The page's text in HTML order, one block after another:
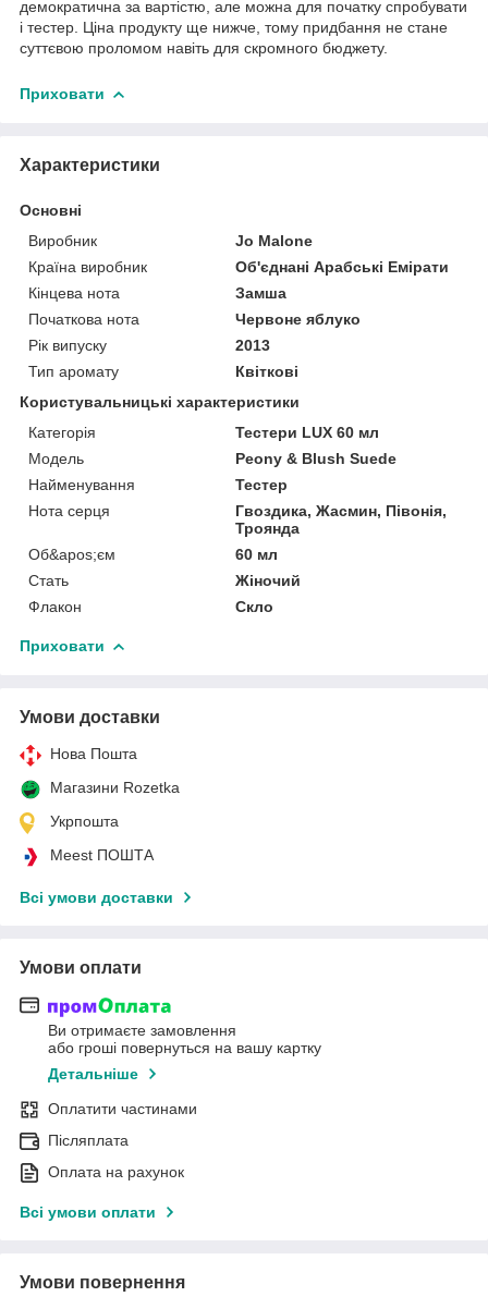
демократична за вартістю, але можна для початку спробувати
і тестер. Ціна продукту ще нижче, тому придбання не стане
суттєвою проломом навіть для скромного бюджету.
Приховати
Характеристики
Основні
Виробник
Jo Malone
Країна виробник
Об'єднані Арабські Емірати
Кінцева нота
Замша
Початкова нота
Червоне яблуко
Рік випуску
2013
Тип аромату
Квіткові
Користувальницькі характеристики
Категорія
Тестери LUX 60 мл
Мoдель
Peony & Blush Suede
Найменування
Тестер
Нота серця
Гвоздика, Жасмин, Півонія,
Троянда
Об&apos;єм
60 мл
Стать
Жіночий
Флакон
Скло
Приховати
Умови доставки
Нова Пошта
Магазини Rozetka
Укрпошта
Meest ПОШТА
Всі умови доставки
Умови оплати
Ви отримаєте замовлення
або гроші повернуться на вашу картку
Детальніше
Оплатити частинами
Післяплата
Оплата на рахунок
Всі умови оплати
Умови повернення